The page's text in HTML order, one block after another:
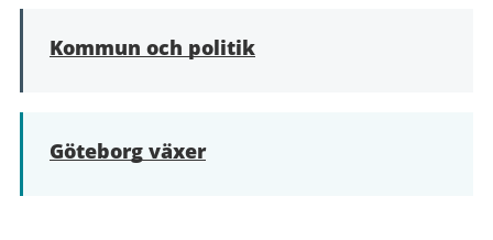
Kommun och politik
Göteborg växer